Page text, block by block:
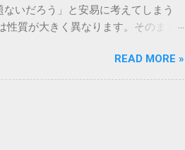
いだろう」と安易に考えてしまう
質が大きく異なります。そのまま
る方法を徹底解説します。 墨汁を
かわ）」、そして水です。これらは
問題が発生します。 1. 環境への深
、これらの微粒子を完全に分解・
の濁りや生態系へ悪影響を及ぼすリ
READ MORE »